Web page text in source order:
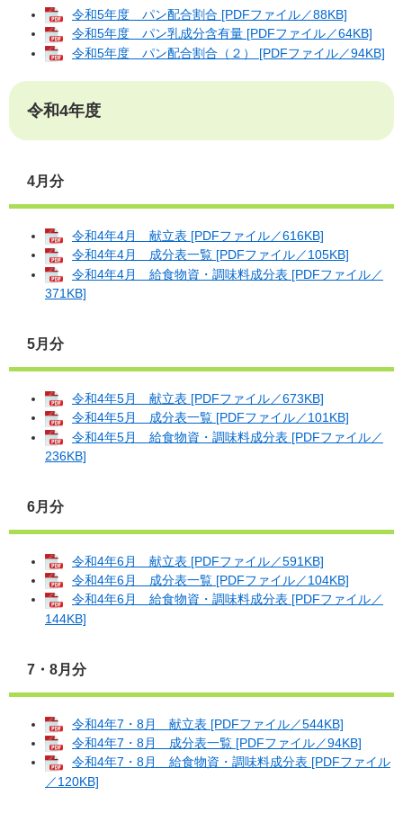
令和5年度 パン配合割合 [PDFファイル／88KB]
令和5年度 パン乳成分含有量 [PDFファイル／64KB]
令和5年度 パン配合割合（２） [PDFファイル／94KB]
令和4年度
4月分
令和4年4月 献立表 [PDFファイル／616KB]
令和4年4月 成分表一覧 [PDFファイル／105KB]
令和4年4月 給食物資・調味料成分表 [PDFファイル／
371KB]
5月分
令和4年5月 献立表 [PDFファイル／673KB]
令和4年5月 成分表一覧 [PDFファイル／101KB]
令和4年5月 給食物資・調味料成分表 [PDFファイル／
236KB]
6月分
令和4年6月 献立表 [PDFファイル／591KB]
令和4年6月 成分表一覧 [PDFファイル／104KB]
令和4年6月 給食物資・調味料成分表 [PDFファイル／
144KB]
7・8月分
令和4年7・8月 献立表 [PDFファイル／544KB]
令和4年7・8月 成分表一覧 [PDFファイル／94KB]
令和4年7・8月 給食物資・調味料成分表 [PDFファイル
／120KB]